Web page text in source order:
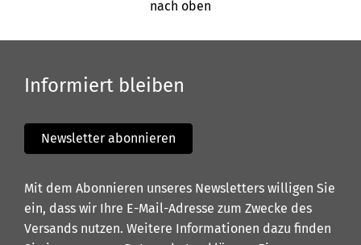
nach oben
Informiert bleiben
Newsletter abonnieren
Mit dem Abonnieren unseres Newsletters willigen Sie
ein, dass wir Ihre E-Mail-Adresse zum Zwecke des
Versands nutzen. Weitere Informationen dazu finden